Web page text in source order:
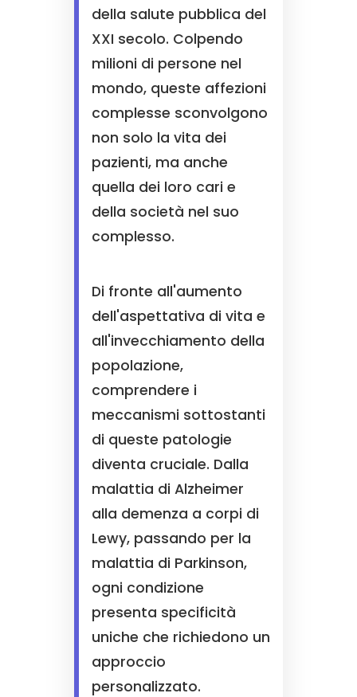
della salute pubblica del
XXI secolo. Colpendo
milioni di persone nel
mondo, queste affezioni
complesse sconvolgono
non solo la vita dei
pazienti, ma anche
quella dei loro cari e
della società nel suo
complesso.
Di fronte all'aumento
dell'aspettativa di vita e
all'invecchiamento della
popolazione,
comprendere i
meccanismi sottostanti
di queste patologie
diventa cruciale. Dalla
malattia di Alzheimer
alla demenza a corpi di
Lewy, passando per la
malattia di Parkinson,
ogni condizione
presenta specificità
uniche che richiedono un
approccio
personalizzato.